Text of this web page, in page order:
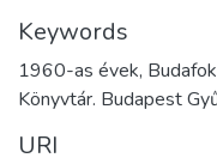
Keywords
1960-as évek,
Könyvtár. Budapest
URI